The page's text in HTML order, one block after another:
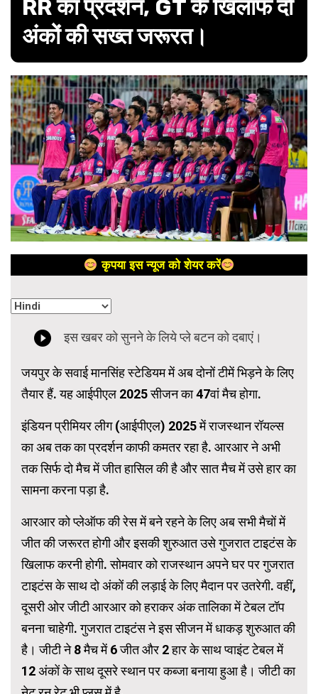
RR का प्रदर्शन, GT के खिलाफ दो
अंकों की सख्त जरूरत।
कृपया इस न्यूज को शेयर करें
जयपुर के सवाई मानसिंह स्टेडियम में अब दोनों टीमें भिड़ने के लिए
तैयार हैं. यह आईपीएल 2025 सीजन का 47वां मैच होगा.
इंडियन प्रीमियर लीग (आईपीएल) 2025 में राजस्थान रॉयल्स
का अब तक का प्रदर्शन काफी कमतर रहा है. आरआर ने अभी
तक सिर्फ दो मैच में जीत हासिल की है और सात मैच में उसे हार का
सामना करना पड़ा है.
आरआर को प्लेऑफ की रेस में बने रहने के लिए अब सभी मैचों में
जीत की जरूरत होगी और इसकी शुरुआत उसे गुजरात टाइटंस के
खिलाफ करनी होगी. सोमवार को राजस्थान अपने घर पर गुजरात
टाइटंस के साथ दो अंकों की लड़ाई के लिए मैदान पर उतरेगी. वहीं,
दूसरी ओर जीटी आरआर को हराकर अंक तालिका में टेबल टॉप
बनना चाहेगी. गुजरात टाइटंस ने इस सीजन में धाकड़ शुरुआत की
है। जीटी ने 8 मैच में 6 जीत और 2 हार के साथ प्वाइंट टेबल में
12 अंकों के साथ दूसरे स्थान पर कब्जा बनाया हुआ है। जीटी का